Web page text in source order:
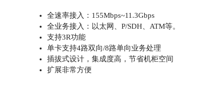
全速率接入：155Mbps~11.3Gbps
全业务接入：以太网、P/SDH、ATM等。
支持3R功能
单卡支持4路双向/8路单向业务处理
插拔式设计，集成度高，节省机柜空间
扩展非常方便